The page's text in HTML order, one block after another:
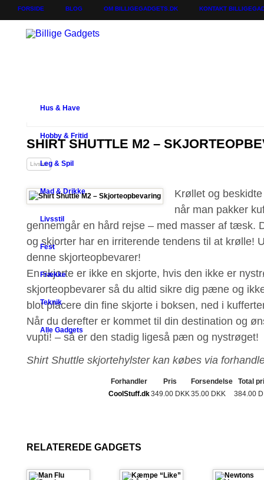
FORSIDE BLOG OM BILLIGEGADGETS.DK KONTAKT
Hus & Have
Hobby & Fritid
Leg & Spil
Mad & Drikke
Livsstil
Fest
Frække
Teknik
Alle Gadgets
SHIRT SHUTTLE M2 –
Livsstil
Krøllet og
når man pakker
gennemgår en hård rejse – med masser af tæsk.
og skjorter har en irriterende tendens til at krølle!
denne skjorteopbevarer!
En skjorte er ikke en skjorte, hvis den ikke er
skjorteopbevarer så du altid sikre dig pæne og
blot placere din fine skjorte i boksen, ned i
Når du derefter er kommet til din destination og
vupti! – så er den stadig ligeså pæn og nystrøget!
Shirt Shuttle skjortehylster kan købes via
Forhandler Pris Forsendelse
Total
CoolStuff.dk349.00 DKK35.00 DKK 384.00
RELATEREDE GADGETS